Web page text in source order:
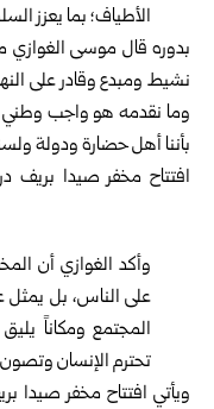
الأطياف؛ بما يعزز
بدوره قال موسى
نشيط ومبدع وقادر على
وما نقدمه هو واجب وطني
بأننا أهل حضارة ودولة
وأكد الغوازي أن
على الناس، بل يمثل
المجتمع ومكاناً
تحترم الإنسان
ويأتي افتتاح مخفر صيدا